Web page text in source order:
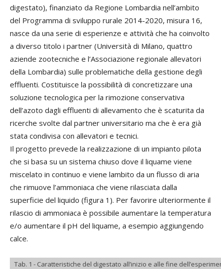
digestato), finanziato da Regione Lombardia nell’ambito
del Programma di sviluppo rurale 2014-2020, misura 16,
nasce da una serie di esperienze e attività che ha coinvolto
a diverso titolo i partner (Università di Milano, quattro
aziende zootecniche e l’Associazione regionale allevatori
della Lombardia) sulle problematiche della gestione degli
effluenti. Costituisce la possibilità di concretizzare una
soluzione tecnologica per la rimozione conservativa
dell’azoto dagli effluenti di allevamento che è scaturita da
ricerche svolte dal partner universitario ma che è era già
stata condivisa con allevatori e tecnici.
Il progetto prevede la realizzazione di un impianto pilota
che si basa su un sistema chiuso dove il liquame viene
miscelato in continuo e viene lambito da un flusso di aria
che rimuove l’ammoniaca che viene rilasciata dalla
superficie del liquido (figura 1). Per favorire ulteriormente il
rilascio di ammoniaca è possibile aumentare la temperatura
e/o aumentare il pH del liquame, a esempio aggiungendo
calce.
Tab. 1 - Caratteristiche del digestato all’inizio e alle fine